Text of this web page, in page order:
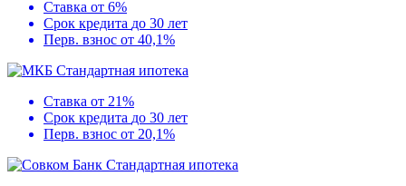
Ставка от 6%
Срок кредита до 30 лет
Перв. взнос от 40,1%
Стандартная ипотека
Ставка от 21%
Срок кредита до 30 лет
Перв. взнос от 20,1%
Стандартная ипотека